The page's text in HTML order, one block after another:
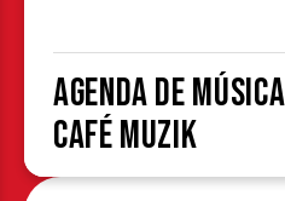
Agenda de
Café Muzik